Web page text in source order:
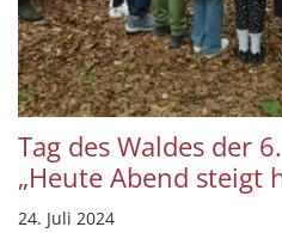
Tag des Waldes der
„Heute Abend steigt
24. Juli 2024